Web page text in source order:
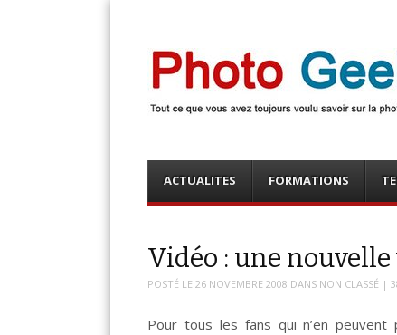
Photo Geek
Menu
content
ACTUALITES FORMATIONS
Vidéo : une nouvelle
POSTÉ LE26 NOVEMBRE 2008 DANS NON CLASSÉ |
Pour tous les fans qui n’en peuvent